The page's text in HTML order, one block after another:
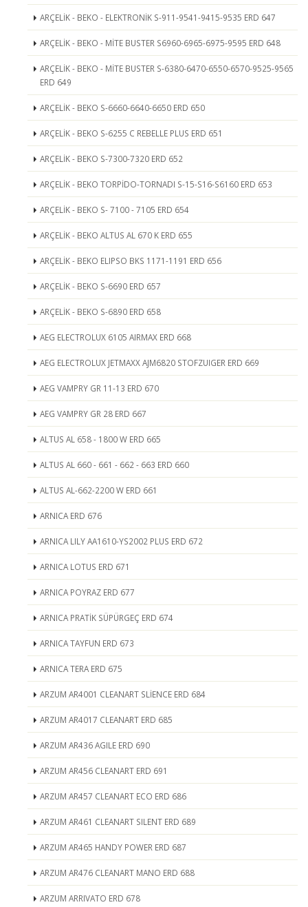
ARÇELİK - BEKO - ELEKTRONİK S-911-9541-9415-9535 ERD 647
ARÇELİK - BEKO - MİTE BUSTER S6960-6965-6975-9595 ERD 648
ARÇELİK - BEKO - MİTE BUSTER S-6380-6470-6550-6570-9525-9565
ERD 649
ARÇELİK - BEKO S-6660-6640-6650 ERD 650
ARÇELİK - BEKO S-6255 C REBELLE PLUS ERD 651
ARÇELİK - BEKO S-7300-7320 ERD 652
ARÇELİK - BEKO TORPİDO-TORNADI S-15-S16-S6160 ERD 653
ARÇELİK - BEKO S- 7100 - 7105 ERD 654
ARÇELİK - BEKO ALTUS AL 670 K ERD 655
ARÇELİK - BEKO ELIPSO BKS 1171-1191 ERD 656
ARÇELİK - BEKO S-6690 ERD 657
ARÇELİK - BEKO S-6890 ERD 658
AEG ELECTROLUX 6105 AIRMAX ERD 668
AEG ELECTROLUX JETMAXX AJM6820 STOFZUIGER ERD 669
AEG VAMPRY GR 11-13 ERD 670
AEG VAMPRY GR 28 ERD 667
ALTUS AL 658 - 1800 W ERD 665
ALTUS AL 660 - 661 - 662 - 663 ERD 660
ALTUS AL-662-2200 W ERD 661
ARNICA ERD 676
ARNICA LILY AA1610-YS2002 PLUS ERD 672
ARNICA LOTUS ERD 671
ARNICA POYRAZ ERD 677
ARNICA PRATİK SÜPÜRGEÇ ERD 674
ARNICA TAYFUN ERD 673
ARNICA TERA ERD 675
ARZUM AR4001 CLEANART SLİENCE ERD 684
ARZUM AR4017 CLEANART ERD 685
ARZUM AR436 AGILE ERD 690
ARZUM AR456 CLEANART ERD 691
ARZUM AR457 CLEANART ECO ERD 686
ARZUM AR461 CLEANART SILENT ERD 689
ARZUM AR465 HANDY POWER ERD 687
ARZUM AR476 CLEANART MANO ERD 688
ARZUM ARRIVATO ERD 678